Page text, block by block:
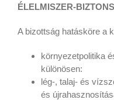
ÉLELMISZER-
A bizottság hatásköre a
környezetpolitika
különösen:
lég-, talaj- és
és